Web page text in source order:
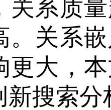
关系质
。关系
更大，
新搜索分